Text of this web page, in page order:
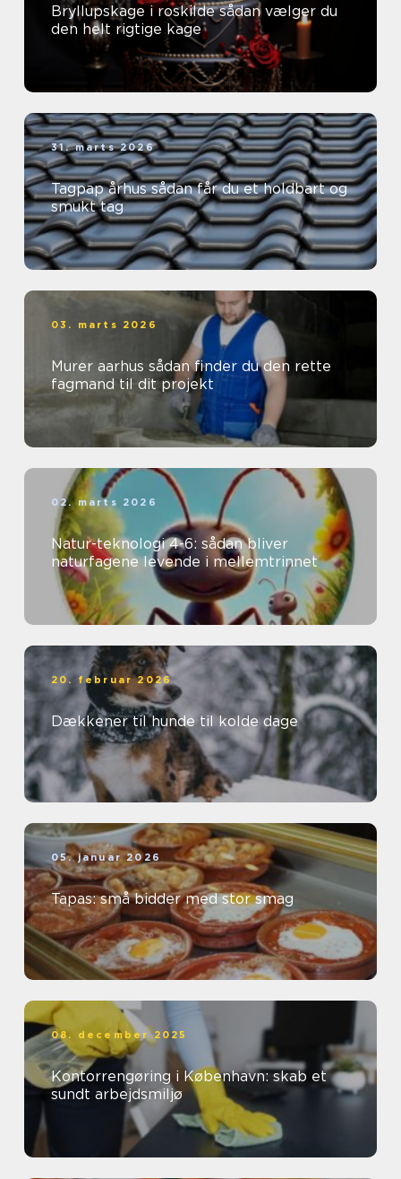
Bryllupskage i roskilde sådan vælger du
den helt rigtige kage
31. marts 2026
Tagpap århus sådan får du et holdbart og
smukt tag
03. marts 2026
Murer aarhus sådan finder du den rette
fagmand til dit projekt
02. marts 2026
Natur-teknologi 4-6: sådan bliver
naturfagene levende i mellemtrinnet
20. februar 2026
Dækkener til hunde til kolde dage
05. januar 2026
Tapas: små bidder med stor smag
08. december 2025
Kontorrengøring i København: skab et
sundt arbejdsmiljø